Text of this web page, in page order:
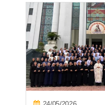
24/05/2026